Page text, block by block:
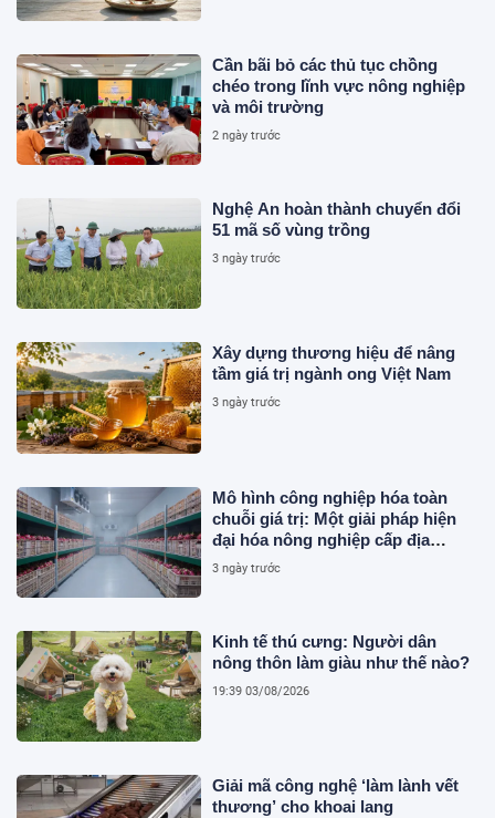
Cần bãi bỏ các thủ tục chồng
chéo trong lĩnh vực nông nghiệp
và môi trường
2 ngày trước
Nghệ An hoàn thành chuyển đổi
51 mã số vùng trồng
3 ngày trước
Xây dựng thương hiệu để nâng
tầm giá trị ngành ong Việt Nam
3 ngày trước
Mô hình công nghiệp hóa toàn
chuỗi giá trị: Một giải pháp hiện
đại hóa nông nghiệp cấp địa
phương tại Việt Nam
3 ngày trước
Kinh tế thú cưng: Người dân
nông thôn làm giàu như thế nào?
19:39 03/08/2026
Giải mã công nghệ ‘làm lành vết
thương’ cho khoai lang